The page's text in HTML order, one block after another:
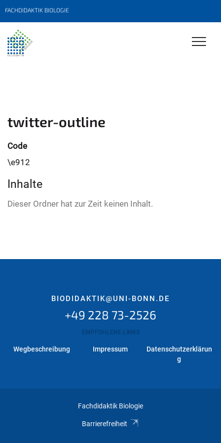
FACHDIDAKTIK BIOLOGIE
twitter-outline
Code
\e912
Inhalte
Dieser Ordner hat zur Zeit keinen Inhalt.
BIODIDAKTIK@UNI-BONN.DE
+49 228 73-2526
EMPFOHLENE LINKS
Wegbeschreibung Impressum
Datenschutzerklärun
g
Fachdidaktik Biologie
Barrierefreiheit